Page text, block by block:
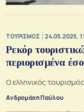
ΤΟΥΡΙΣΜΟΣ 24.05.2025,
Ρεκόρ
περιορισμένα
Ο ελληνικός
Ανδρομάχη Παύλου